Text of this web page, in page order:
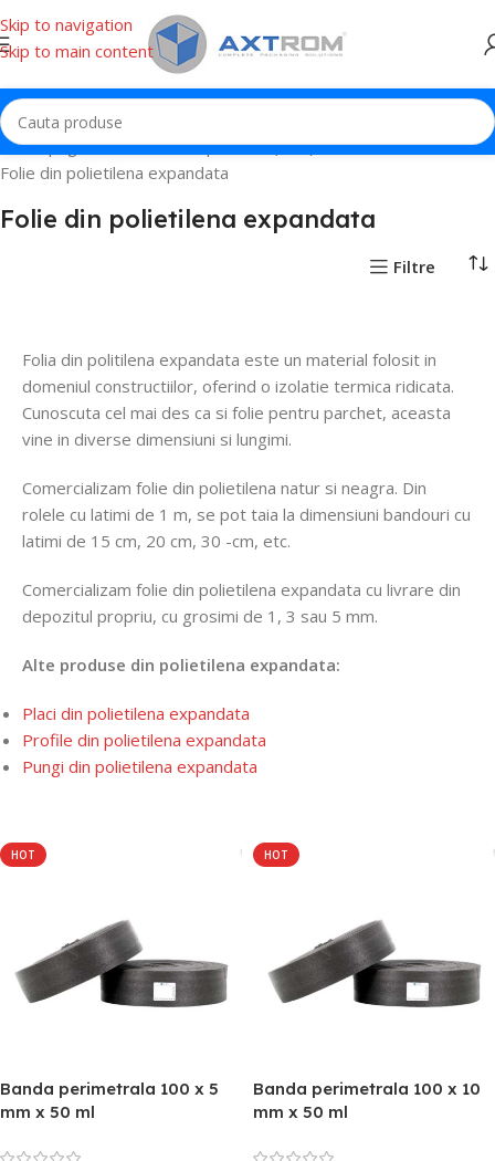
Skip to navigation
Skip to main content
Prima pagină Polietilena expandata (PEE)
Folie din polietilena expandata
Folie din polietilena expandata
Filtre
Folia din politilena expandata este un material folosit in
domeniul constructiilor, oferind o izolatie termica ridicata.
Cunoscuta cel mai des ca si folie pentru parchet, aceasta
vine in diverse dimensiuni si lungimi.
Comercializam folie din polietilena natur si neagra. Din
rolele cu latimi de 1 m, se pot taia la dimensiuni bandouri cu
latimi de 15 cm, 20 cm, 30 -cm, etc.
Comercializam folie din polietilena expandata cu livrare din
depozitul propriu, cu grosimi de 1, 3 sau 5 mm.
Alte produse din polietilena expandata:
Placi din polietilena expandata
Profile din polietilena expandata
Pungi din polietilena expandata
HOT
Banda perimetrala 100 x 5
mm x 50 ml
HOT
Banda perimetrala 100 x 10
mm x 50 ml